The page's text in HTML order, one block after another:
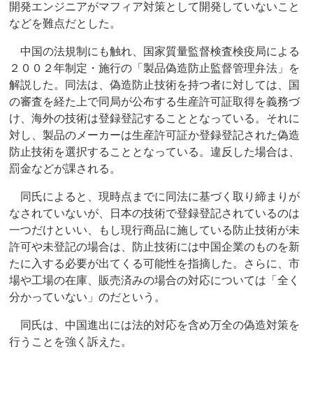
開発エンジニアがマフィア対策として開発していないこと
などを難点だとした。
中国の法規制にも触れ、国家質量監督検査検疫局による
２００２年制定・施行の「製品偽造防止監督管理弁法」を
解説した。同法は、偽造防止技術を持つ者に対しては、国
の審査を経た上で同局が公布する生産許可証取得を義務づ
け、海外の技術は登録登記することとなっている。それに
対し、製品のメーカーは生産許可証か登録登記された偽造
防止技術を選択することとなっている。違反した場合は、
罰金などが課される。
同氏によると、現時点までに同法に基づく取り締まりが
なされていないが、日本の技術で登録登記されているのは
一つだけといい、もし現行商品に施している防止技術が未
許可や未登記の場合は、防止技術には中国企業のものを新
たに入する必要が出てくる可能性を指摘した。さらに、市
場や工場の在庫、販売済みの場合の対応については「全く
分かっていない」のだという。
同氏は、中国進出には法的対応を含め万全の偽造対策を
行うことを強く訴えた。